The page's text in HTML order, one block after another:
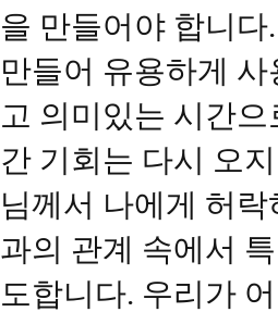
을 만들어야 합니
만들어 유용하게
고 의미있는 시간
간 기회는 다시 오
님께서 나에게 허
과의 관계 속에서
도합니다. 우리가